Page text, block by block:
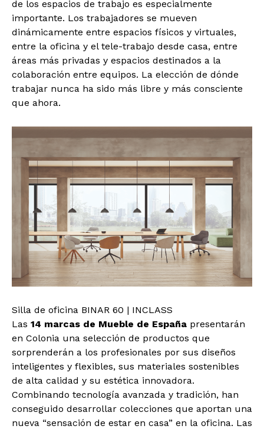
de los espacios de trabajo es especialmente
importante. Los trabajadores se mueven
dinámicamente entre espacios físicos y virtuales,
entre la oficina y el tele-trabajo desde casa, entre
áreas más privadas y espacios destinados a la
colaboración entre equipos. La elección de dónde
trabajar nunca ha sido más libre y más consciente
que ahora.
Silla de oficina BINAR 60 | INCLASS
Las 14 marcas de Mueble de España presentarán
en Colonia una selección de productos que
sorprenderán a los profesionales por sus diseños
inteligentes y flexibles, sus materiales sostenibles
de alta calidad y su estética innovadora.
Combinando tecnología avanzada y tradición, han
conseguido desarrollar colecciones que aportan una
nueva “sensación de estar en casa” en la oficina. Las